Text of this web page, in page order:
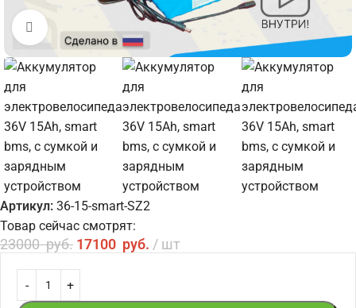
Увеличить
Артикул: 36-15-smart-SZ2
Товар сейчас смотрят:
23000руб. 17100 руб. шт